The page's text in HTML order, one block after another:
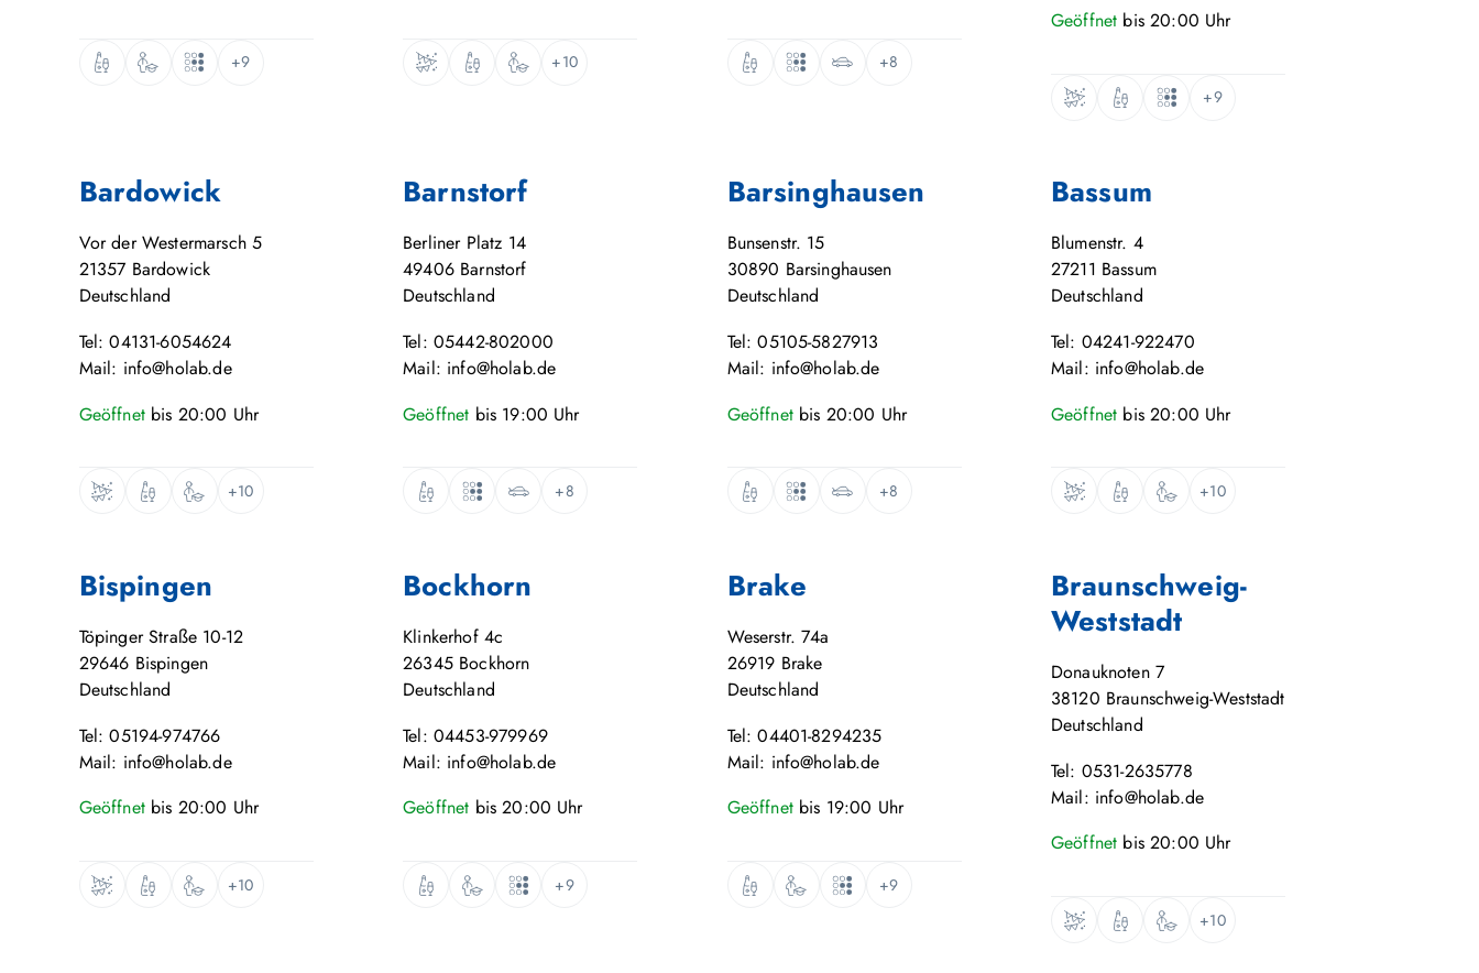
+9 +10 +8
Geöffnet bis20:00 Uhr
+9
Bardowick
Vor der Westermarsch 5
21357 Bardowick
Deutschland
Tel: 04131-6054624
Mail: info@holab.de
Geöffnet bis 20:00 Uhr
+10
Barnstorf
Berliner Platz 14
49406 Barnstorf
Deutschland
Tel: 05442-802000
Mail: info@holab.de
Geöffnet bis 19:00 Uhr
+8
Barsinghausen
Bunsenstr. 15
30890 Barsinghausen
Deutschland
Tel: 05105-5827913
Mail: info@holab.de
Geöffnet bis 20:00 Uhr
+8
Bassum
Blumenstr. 4
27211 Bassum
Deutschland
Tel: 04241-922470
Mail: info@holab.de
Geöffnet bis20:00 Uhr
+10
Bispingen
Töpinger Straße 10-12
29646 Bispingen
Deutschland
Tel: 05194-974766
Mail: info@holab.de
Geöffnet bis 20:00 Uhr
+10
Bockhorn
Klinkerhof 4c
26345 Bockhorn
Deutschland
Tel: 04453-979969
Mail: info@holab.de
Geöffnet bis20:00 Uhr
+9
Brake
Weserstr. 74a
26919 Brake
Deutschland
Tel: 04401-8294235
Mail: info@holab.de
Geöffnet bis 19:00 Uhr
+9
Braunschweig-
Weststadt
Donauknoten 7
38120 Braunschweig-Weststadt
Deutschland
Tel: 0531-2635778
Mail: info@holab.de
Geöffnet bis20:00 Uhr
+10